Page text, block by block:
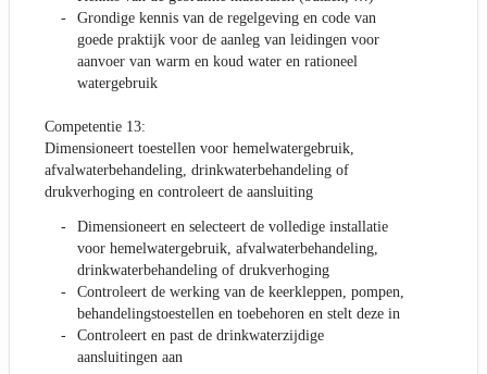
Grondige kennis van de regelgeving en code van
goede praktijk voor de aanleg van leidingen voor
aanvoer van warm en koud water en rationeel
watergebruik
Competentie 13:
Dimensioneert toestellen voor hemelwatergebruik,
afvalwaterbehandeling, drinkwaterbehandeling of
drukverhoging en controleert de aansluiting
Dimensioneert en selecteert de volledige installatie
voor hemelwatergebruik, afvalwaterbehandeling,
drinkwaterbehandeling of drukverhoging
Controleert de werking van de keerkleppen, pompen,
behandelingstoestellen en toebehoren en stelt deze in
Controleert en past de drinkwaterzijdige
aansluitingen aan